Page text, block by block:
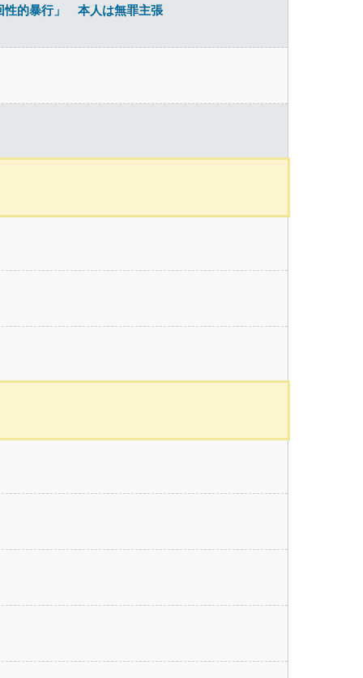
性的暴行」 本人は無罪主張